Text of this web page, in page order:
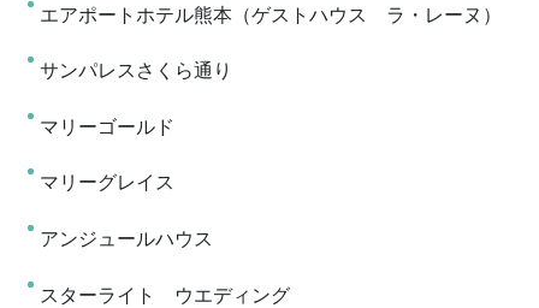
エアポートホテル熊本（ゲストハウス ラ・レーヌ）
サンパレスさくら通り
マリーゴールド
マリーグレイス
アンジュールハウス
スターライト ウエディング